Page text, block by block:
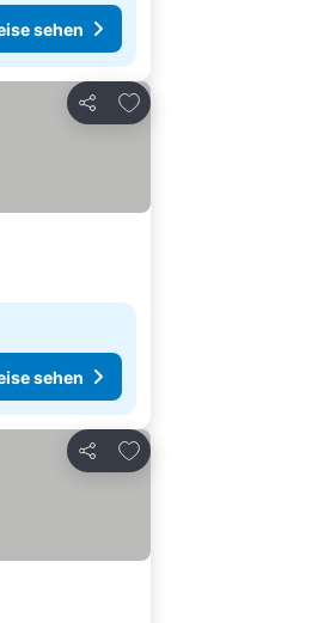
sehen
Teilen
Zu Favoriten hinzufügen
sehen
Teilen
Zu Favoriten hinzufügen